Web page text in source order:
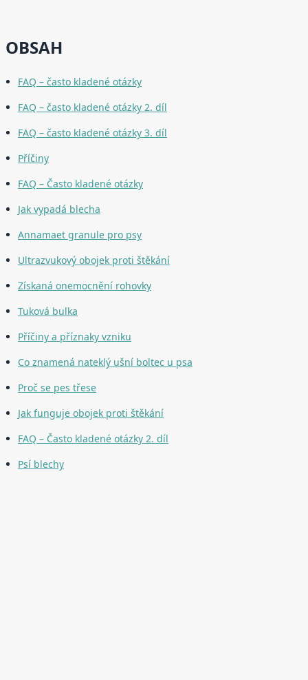
OBSAH
FAQ – často kladené otázky
FAQ – často kladené otázky 2. díl
FAQ – často kladené otázky 3. díl
Příčiny
FAQ – Často kladené otázky
Jak vypadá blecha
Annamaet granule pro psy
Ultrazvukový obojek proti štěkání
Získaná onemocnění rohovky
Tuková bulka
Příčiny a příznaky vzniku
Co znamená nateklý ušní boltec u psa
Proč se pes třese
Jak funguje obojek proti štěkání
FAQ – Často kladené otázky 2. díl
Psí blechy